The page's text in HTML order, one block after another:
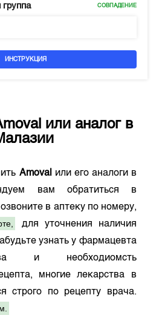
СОВПАДЕНИЕ
ИНСТРУКЦИЯ
или аналог в
Amoval или его аналоги в
вам обратиться в
в аптеку по номеру,
для уточнения наличия
узнать у фармацевта
и необходиомсть
многие лекарства в
строго по рецепту врача.